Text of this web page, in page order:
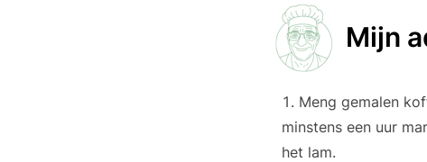
Mijn
Meng gemalen
minstens een uur
het lam.